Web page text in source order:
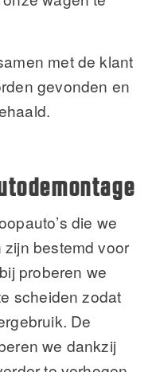
met de klant
gevonden en
die we
bestemd voor
proberen we
scheiden zodat
De
we dankzij